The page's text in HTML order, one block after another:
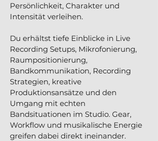
Persönlichkeit, Charakter und
Intensität verleihen.
Du erhältst tiefe Einblicke in Live
Recording Setups, Mikrofonierung,
Raumpositionierung,
Bandkommunikation, Recording
Strategien, kreative
Produktionsansätze und den
Umgang mit echten
Bandsituationen im Studio. Gear,
Workflow und musikalische Energie
greifen dabei direkt ineinander.